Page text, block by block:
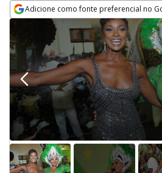
Adicione como fonte preferencial no
Opens in new window